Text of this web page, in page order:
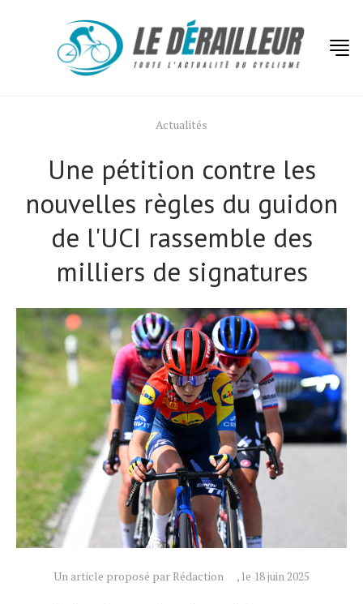
Actualités
Une pétition contre les
nouvelles règles du guidon
de l'UCI rassemble des
milliers de signatures
Un article proposé par Rédaction , le 18 juin 2025